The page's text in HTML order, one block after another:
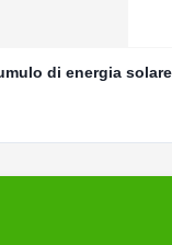
di energia solare